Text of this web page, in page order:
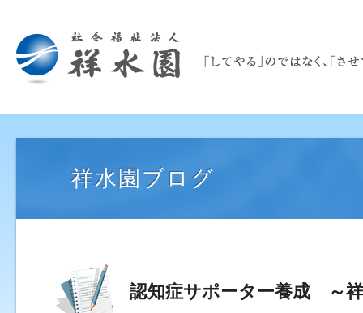
祥水園ブログ
認知症サポーター養成 ～